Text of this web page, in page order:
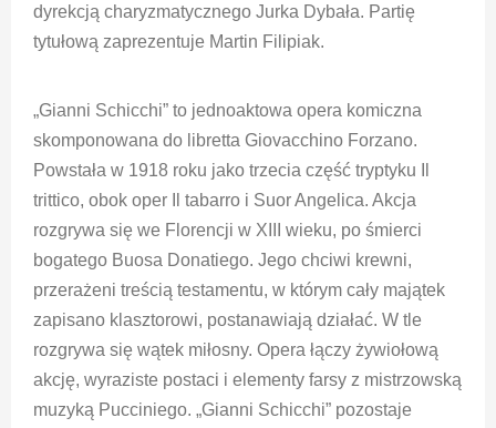
dyrekcją charyzmatycznego Jurka Dybała. Partię
tytułową zaprezentuje Martin Filipiak.
„Gianni Schicchi” to jednoaktowa opera komiczna
skomponowana do libretta Giovacchino Forzano.
Powstała w 1918 roku jako trzecia część tryptyku Il
trittico, obok oper Il tabarro i Suor Angelica. Akcja
rozgrywa się we Florencji w XIII wieku, po śmierci
bogatego Buosa Donatiego. Jego chciwi krewni,
przerażeni treścią testamentu, w którym cały majątek
zapisano klasztorowi, postanawiają działać. W tle
rozgrywa się wątek miłosny. Opera łączy żywiołową
akcję, wyraziste postaci i elementy farsy z mistrzowską
muzyką Pucciniego. „Gianni Schicchi” pozostaje